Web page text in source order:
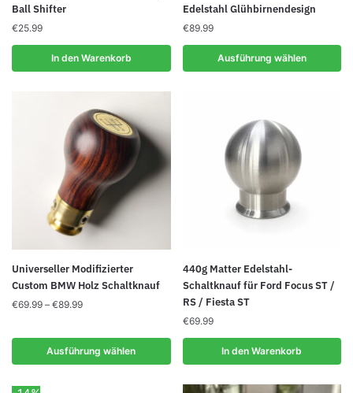
Ball Shifter
€25.99
In den Warenkorb
Edelstahl Glühbirnendesign
€89.99
Ausführung wählen
weist
mehrere
Varianten
auf.
Produktseite
Universeller Modifizierter
Custom BMW Holz Schaltknauf
€69.99 – €89.99Preisspanne:
€89.99
Ausführung wählen
Dieses
Produkt
weist
Varianten
auf.
440g Matter Edelstahl-
Schaltknauf für Ford Focus ST /
RS / Fiesta ST
€69.99
In den Warenkorb